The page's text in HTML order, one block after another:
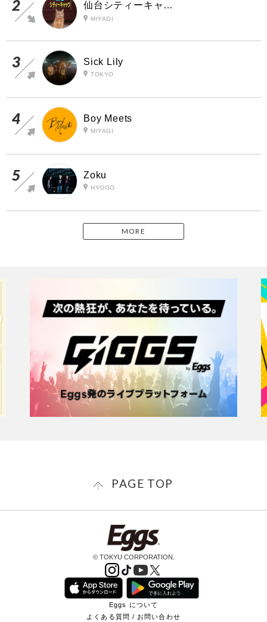
仙台シティーキャッツ
MIYAGI
Sick Lily
TOKYO
Boy Meets
MIYAGI
Zoku
HYOGO
MORE
PAGE TOP
© TOKYU CORPORATION.
Eggs について
よくある質問 / お問い合わせ